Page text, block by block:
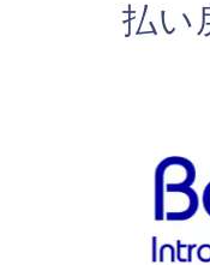
払い